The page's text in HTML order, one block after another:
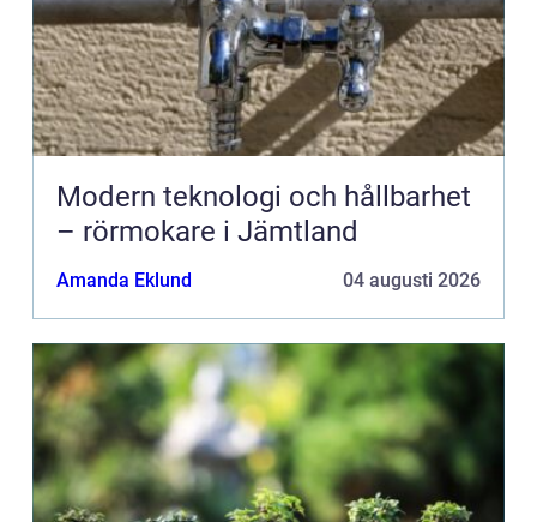
Modern teknologi och hållbarhet
– rörmokare i Jämtland
Amanda Eklund 04 augusti 2026